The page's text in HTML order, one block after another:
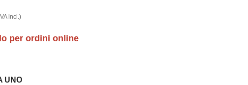
incl.)
per ordini online
UNO